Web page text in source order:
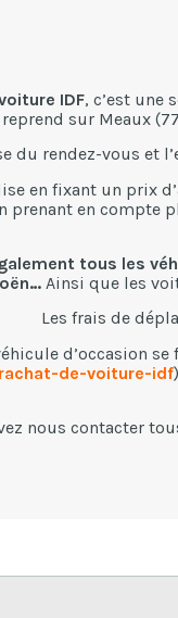
IDF, c’est une
sur Meaux
du rendez-vous et
en fixant un prix
prenant en compte
tous les
Ainsi que les
Les frais de
d’occasion
rachat-de-voiture-idf
nous contacter